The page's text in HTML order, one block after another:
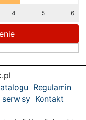
4 5 6
Regulamin
serwisy Kontakt